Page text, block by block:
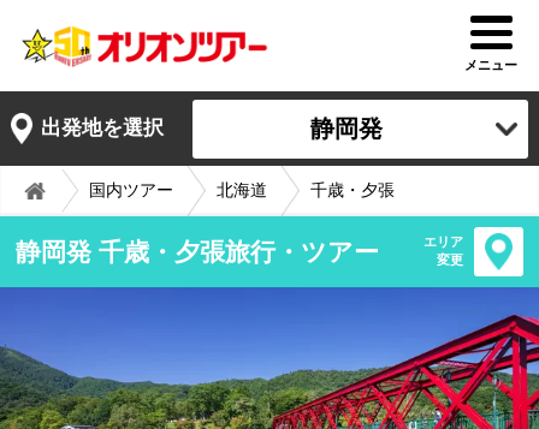
メニュー
出発地を選択 静岡発
国内ツアー 北海道 千歳・夕張
静岡発 千歳・夕張旅行・ツアー
エリア
変更